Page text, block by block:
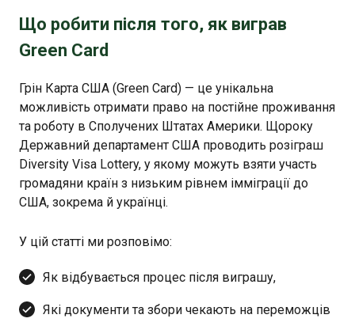
Що робити після того, як виграв
Green Card
Грін Карта США (Green Card) — це унікальна
можливість отримати право на постійне проживання
та роботу в Сполучених Штатах Америки. Щороку
Державний департамент США проводить розіграш
Diversity Visa Lottery, у якому можуть взяти участь
громадяни країн з низьким рівнем імміграції до
США, зокрема й українці.
У цій статті ми розповімо:
Як відбувається процес після виграшу,
Які документи та збори чекають на переможців